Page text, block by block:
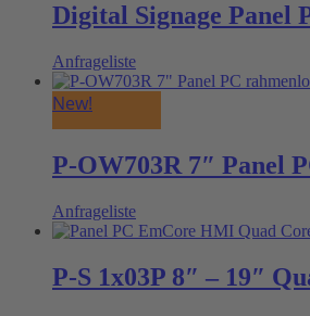
Digital Signage Panel
Anfrageliste
New!
P-OW703R 7″ Panel
Anfrageliste
P-S 1x03P 8″ – 19″